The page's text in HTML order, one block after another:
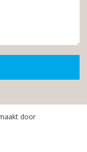
door